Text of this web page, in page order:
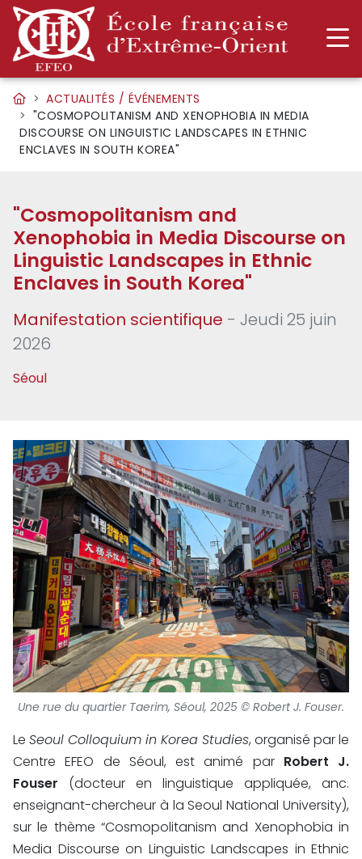
ACTUALITÉS / ÉVÉNEMENTS
"COSMOPOLITANISM AND XENOPHOBIA IN MEDIA
DISCOURSE ON LINGUISTIC LANDSCAPES IN ETHNIC
ENCLAVES IN SOUTH KOREA"
"Cosmopolitanism and
Xenophobia in Media Discourse on
Linguistic Landscapes in Ethnic
Enclaves in South Korea"
Manifestation scientifique - Jeudi 25 juin
2026
Séoul
Une rue du quartier Taerim, Séoul, 2025 © Robert J. Fouser.
Le Seoul Colloquium in Korea Studies, organisé par le
Centre EFEO de Séoul, est animé par Robert J.
Fouser (docteur en linguistique appliquée, anc.
enseignant-chercheur à la Seoul National University),
sur le thème “Cosmopolitanism and Xenophobia in
Media Discourse on Linguistic Landscapes in Ethnic